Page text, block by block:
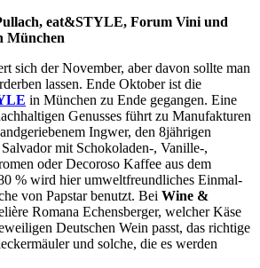
eat&STYLE, Forum Vini und
München
sich der November, aber davon sollte man
lassen. Ende Oktober ist die
in München zu Ende gegangen. Eine
Genusses führt zu Manufakturen
Ingwer, den 8jährigen
mit Schokoladen-, Vanille-,
oder Decoroso Kaffee aus dem
% wird hier umweltfreundliches Einmal-
von Papstar benutzt. Bei Wine &
Romana Echensberger, welcher Käse
Deutschen Wein passt, das richtige
und solche, die es werden